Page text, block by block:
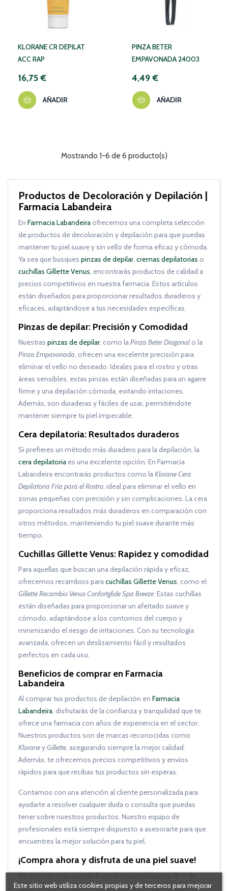
KLORANE CR DEPILAT
ACC RAP
16,75 €
AÑADIR
PINZA BETER
EMPAVONADA 24003
4,49 €
AÑADIR
Mostrando 1-6 de 6 producto(s)
Productos de Decoloración y Depilación |
Farmacia Labandeira
En Farmacia Labandeiraofrecemos una completa selección
de productos de decoloración y depilación para que puedas
mantener tu piel suave y sin vello de forma eficaz y cómoda.
Ya sea que busques pinzas de depilar, cremas depilatorias o
cuchillas Gillette Venus, encontrarás productos de calidad a
precios competitivos en nuestra farmacia. Estos artículos
están diseñados para proporcionar resultados duraderos y
eficaces, adaptándose a tus necesidades específicas.
Pinzas de depilar: Precisión y Comodidad
Nuestras pinzas de depilar, como laPinza Beter Diagonalo la
Pinza Empavonada, ofrecen una excelente precisión para
eliminar el vello no deseado. Ideales para el rostro y otras
áreas sensibles, estas pinzas están diseñadas para un agarre
firme y una depilación cómoda, evitando irritaciones.
Además, son duraderas y fáciles de usar, permitiéndote
mantener siempre tu piel impecable.
Cera depilatoria: Resultados duraderos
Si prefieres un método más duradero para la depilación, la
cera depilatoria es una excelente opción. En Farmacia
Labandeira encontrarás productos como laKlorane Cera
Depilatoria Fría para el Rostro, ideal para eliminar el vello en
zonas pequeñas con precisión y sin complicaciones. La cera
proporciona resultados más duraderos en comparación con
otros métodos, manteniendo tu piel suave durante más
tiempo.
Cuchillas Gillette Venus: Rapidez y comodidad
Para aquellas que buscan una depilación rápida y eficaz,
ofrecemos recambios paracuchillas Gillette Venus, como el
Gillette Recambio Venus Confortglide Spa Breeze. Estas cuchillas
están diseñadas para proporcionar un afeitado suave y
cómodo, adaptándose a los contornos del cuerpo y
minimizando el riesgo de irritaciones. Con su tecnología
avanzada, ofrecen un deslizamiento fácil y resultados
perfectos en cada uso.
Beneficios de comprar en Farmacia
Labandeira
Al comprar tus productos de depilación en Farmacia
Labandeira, disfrutarás de la confianza y tranquilidad que te
ofrece una farmacia con años de experiencia en el sector.
Nuestros productos son de marcas reconocidas como
KloraneyGillette, asegurando siempre la mejor calidad.
Además, te ofrecemos precios competitivos y envíos
rápidos para que recibas tus productos sin esperas.
Contamos con una atención al cliente personalizada para
ayudarte a resolver cualquier duda o consulta que puedas
tener sobre nuestros productos. Nuestro equipo de
profesionales está siempre dispuesto a asesorarte para que
encuentres la mejor solución para tu piel.
¡Compra ahora y disfruta de una piel suave!
No esperes más para disfrutar de una piel suave y libre de
vello. Echa un vistazo a nuestro catálogo de productos de
Este sitio web utiliza cookies propias y de terceros para mejorar